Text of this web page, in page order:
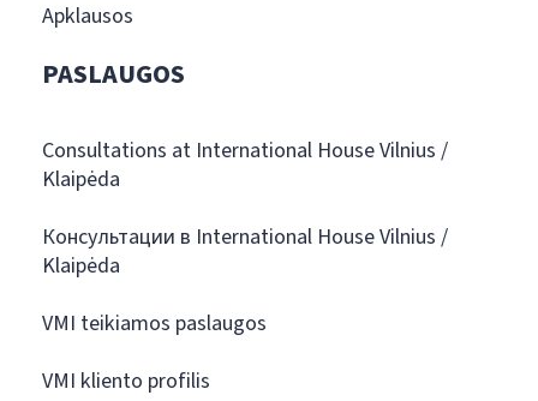
Apklausos
PASLAUGOS
Consultations at International House Vilnius /
Klaipėda
Консультации в International House Vilnius /
Klaipėda
VMI teikiamos paslaugos
VMI kliento profilis